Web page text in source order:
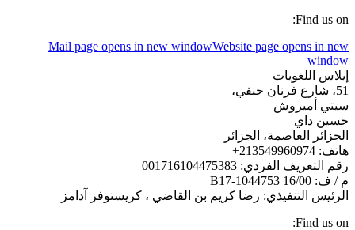
Find us on:
Mail page opens in new windowWebsite page opens in new
window
إيلاس اللغويات
51، شارع فرنان حنفي،
سيتي أميروش
حسين داي
الجزائر العاصمة، الجزائر
هاتف: 213549960974+
رقم التعريف الفردي: 001716104475383
م / ف: 16/00 B17-1044753
الرئيس التنفيذي: رضا كريم بن القاضي ، كريستوفر آدامز
Find us on: